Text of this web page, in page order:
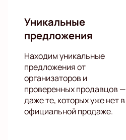
Уникальные
предложения
Находим уникальные
предложения от
организаторов и
проверенных продавцов —
даже те, которых уже нет в
официальной продаже.